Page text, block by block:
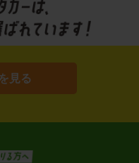
見る